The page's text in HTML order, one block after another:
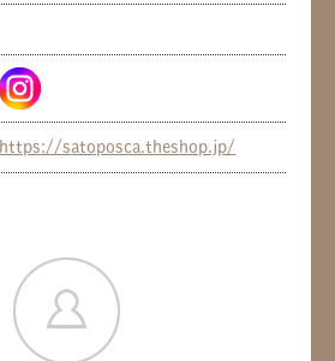
https://satoposca.theshop.jp/